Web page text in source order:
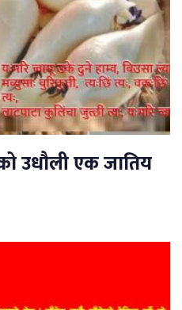
उधौली एक जातिय